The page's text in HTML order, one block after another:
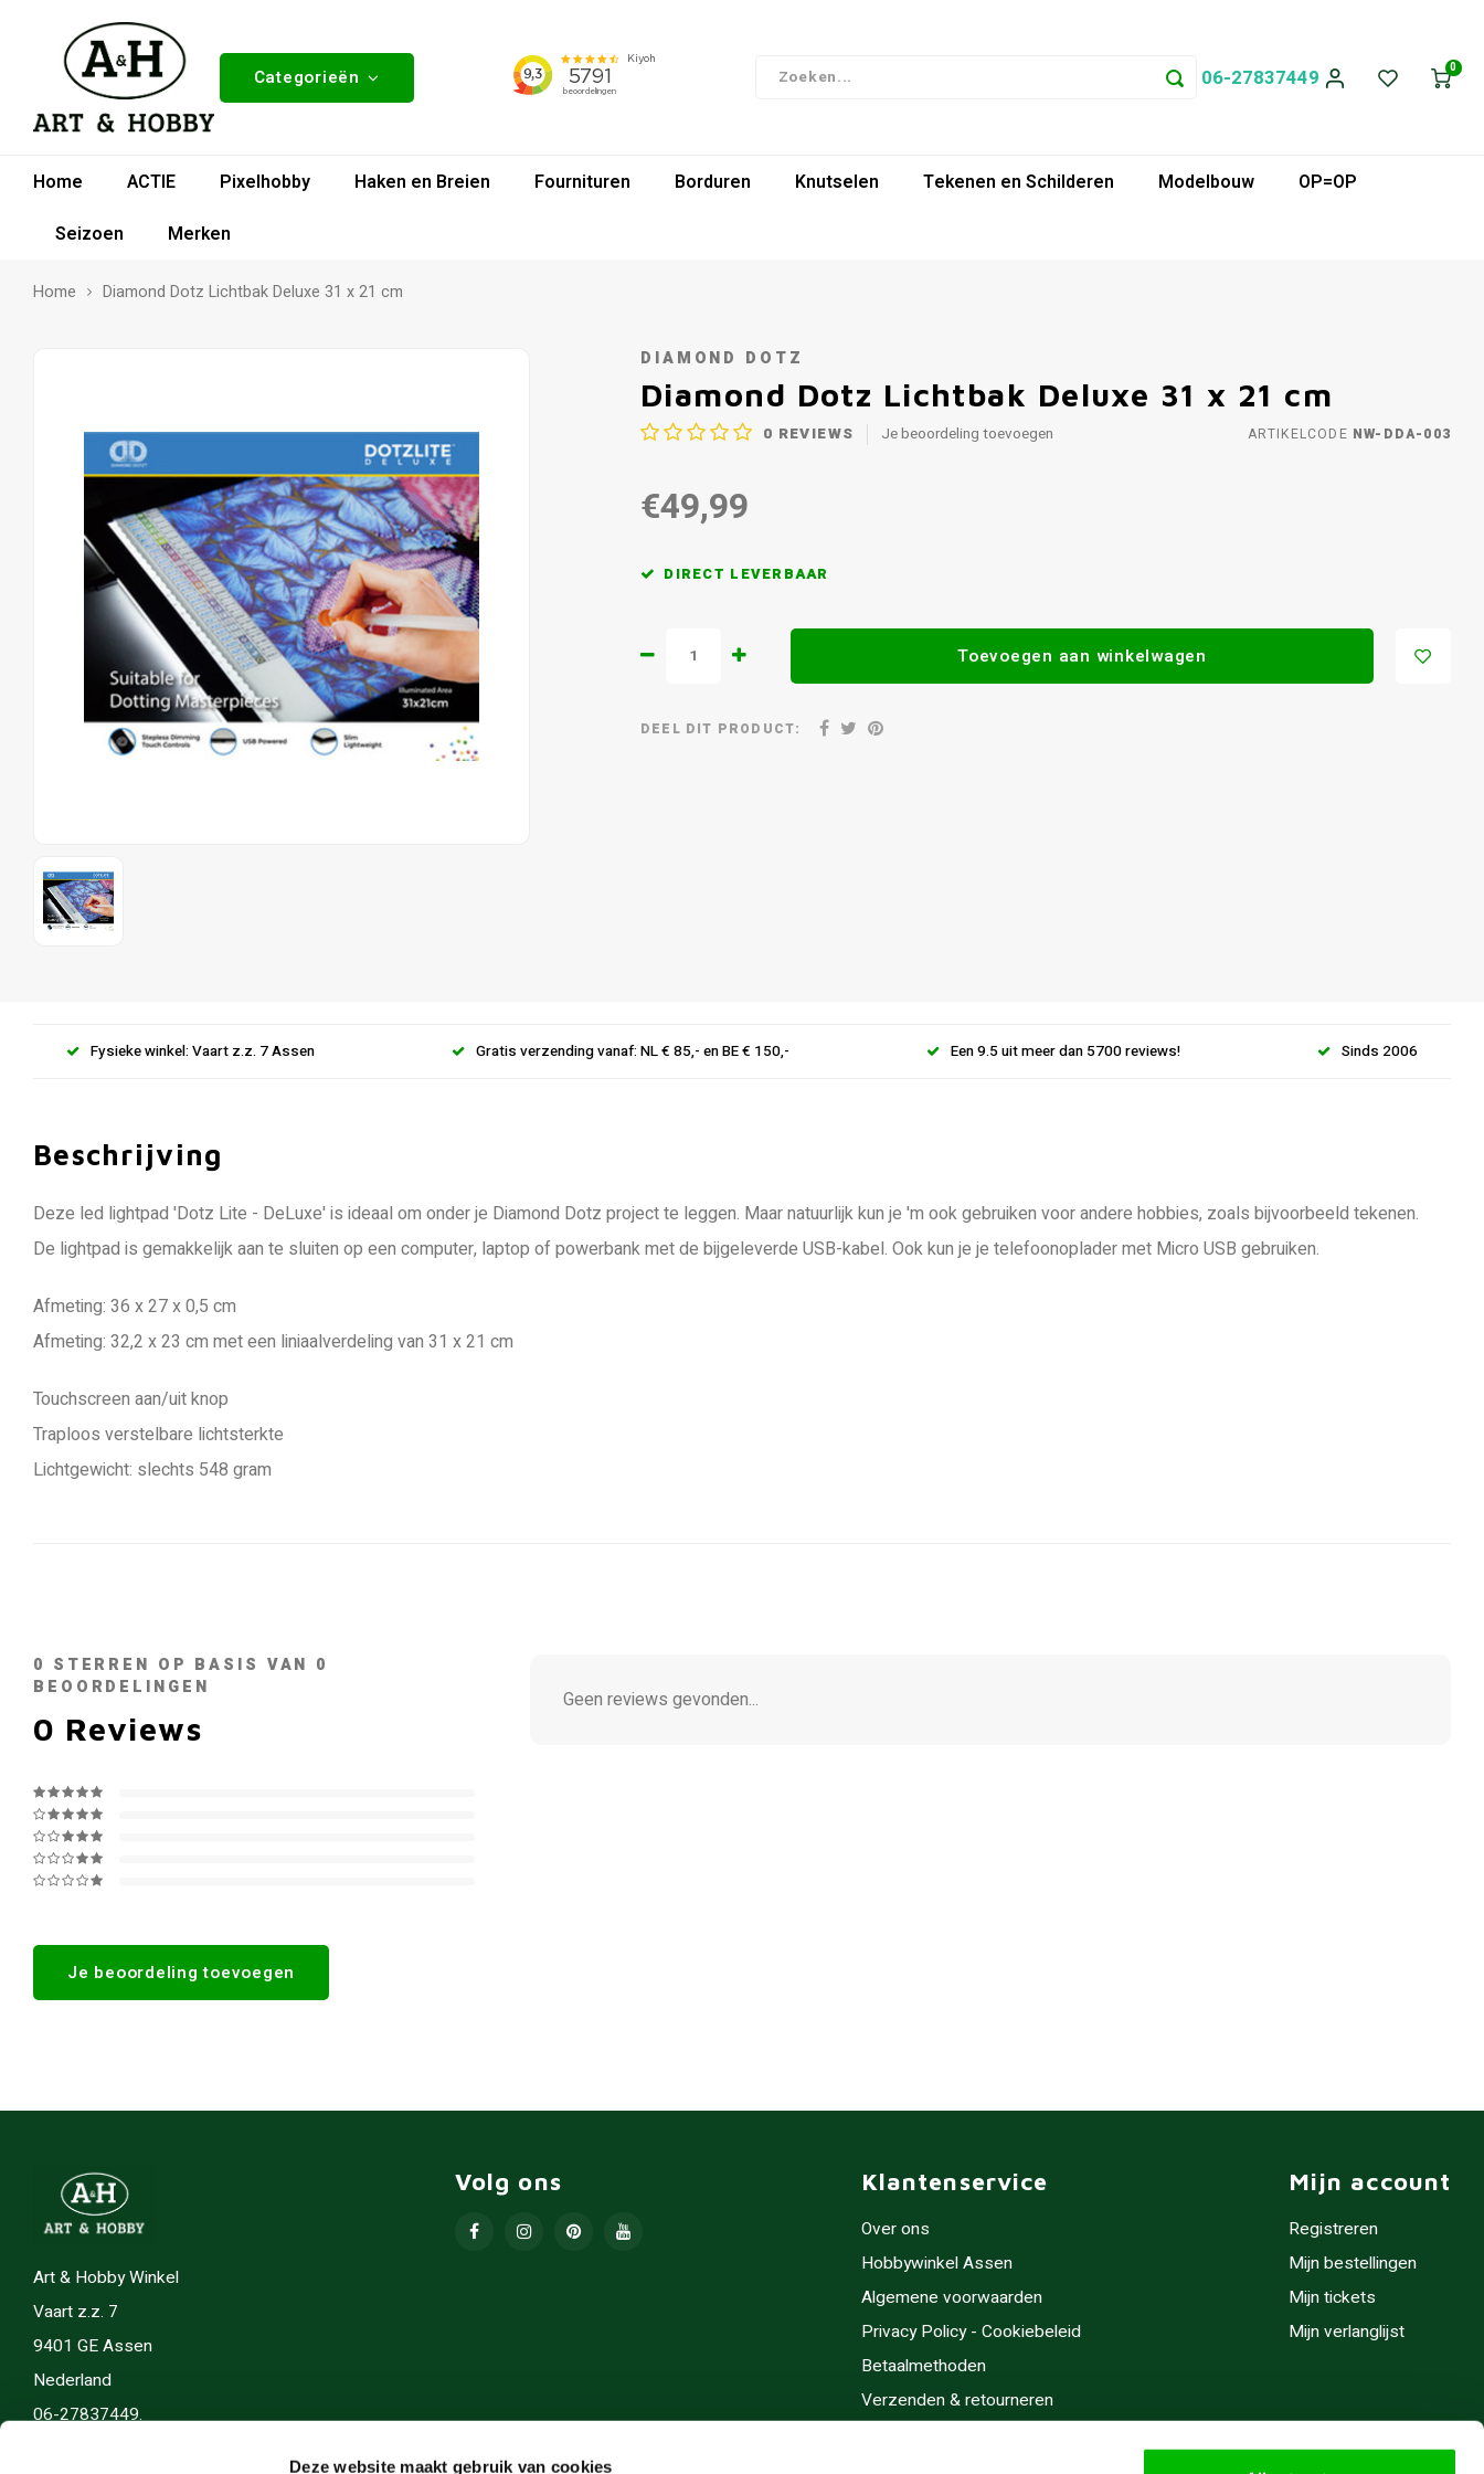
Deze website maakt gebruik van cookies
Categorieën 06-27837449 0
Home ACTIE Pixelhobby Haken en Breien Fournituren Borduren Knutselen Tekenen en Schilderen Modelbouw
OP=OP
Seizoen
Merken
Home Diamond Dotz Lichtbak Deluxe 31 x 21 cm
DIAMOND DOTZ
Diamond Dotz Lichtbak Deluxe 31 x 21 cm
0 REVIEWS Je beoordeling toevoegen ARTIKELCODE NW-DDA-003
€49,99
DIRECT LEVERBAAR
Toevoegen aan winkelwagen
DEEL DIT PRODUCT:
Fysieke winkel: Vaart z.z. 7 Assen Gratis verzending vanaf: NL € 85,- en BE € 150,- Een 9.5 uit meer dan 5700 reviews! Sinds 2006
Beschrijving
Deze led lightpad 'Dotz Lite - DeLuxe' is ideaal om onder je Diamond Dotz project te leggen. Maar natuurlijk kun je 'm ook gebruiken voor andere hobbies, zoals bijvoorbeeld tekenen.
De lightpad is gemakkelijk aan te sluiten op een computer, laptop of powerbank met de bijgeleverde USB-kabel. Ook kun je je telefoonoplader met Micro USB gebruiken.
Afmeting: 36 x 27 x 0,5 cm
Afmeting: 32,2 x 23 cm met een liniaalverdeling van 31 x 21 cm
Touchscreen aan/uit knop
Traploos verstelbare lichtsterkte
Lichtgewicht: slechts 548 gram
0 STERREN OP BASIS VAN 0
BEOORDELINGEN
0 Reviews
Je beoordeling toevoegen
Geen reviews gevonden...
Art & Hobby Winkel
Vaart z.z. 7
9401 GE Assen
Nederland
06-27837449.
Volg ons Klantenservice
Over ons
Hobbywinkel Assen
Algemene voorwaarden
Privacy Policy - Cookiebeleid
Betaalmethoden
Verzenden & retourneren
Mijn account
Registreren
Mijn bestellingen
Mijn tickets
Mijn verlanglijst